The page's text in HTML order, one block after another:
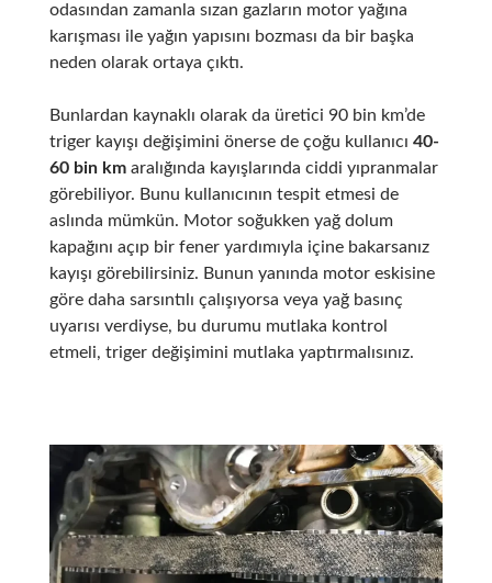
odasından zamanla sızan gazların motor yağına
karışması ile yağın yapısını bozması da bir başka
neden olarak ortaya çıktı.
Bunlardan kaynaklı olarak da üretici 90 bin km’de
triger kayışı değişimini önerse de çoğu kullanıcı 40-
60 bin kmaralığında kayışlarında ciddi yıpranmalar
görebiliyor. Bunu kullanıcının tespit etmesi de
aslında mümkün. Motor soğukken yağ dolum
kapağını açıp bir fener yardımıyla içine bakarsanız
kayışı görebilirsiniz. Bunun yanında motor eskisine
göre daha sarsıntılı çalışıyorsa veya yağ basınç
uyarısı verdiyse, bu durumu mutlaka kontrol
etmeli, triger değişimini mutlaka yaptırmalısınız.